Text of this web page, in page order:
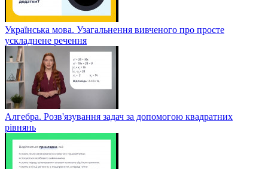
Українська мова. Узагальнення вивченого про просте
ускладнене речення
Алгебра. Розв'язування задач за допомогою квадратних
рівнянь